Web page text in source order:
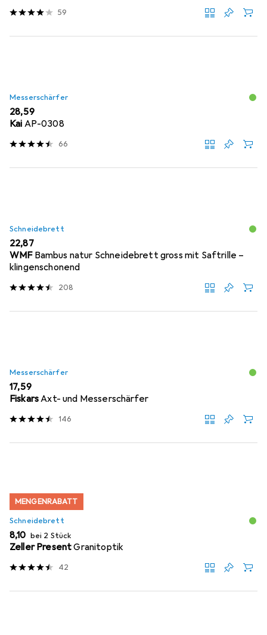
59
Messerschärfer
EUR
28,59
Kai AP-0308
66
Schneidebrett
EUR
22,87
WMF Bambus natur Schneidebrett gross mit Saftrille –
klingenschonend
208
Messerschärfer
EUR
17,59
FiskarsAxt- und Messerschärfer
146
MENGENRABATT
Schneidebrett
EUR
8,10 bei 2 Stück
Zeller PresentGranitoptik
42